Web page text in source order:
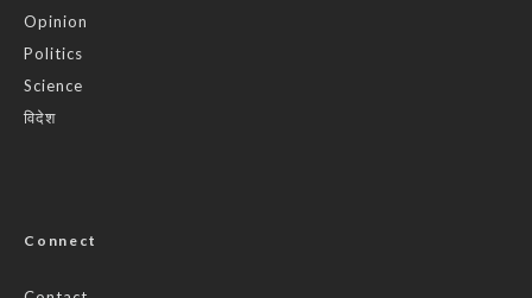
Opinion
Politics
Science
विदेश
Connect